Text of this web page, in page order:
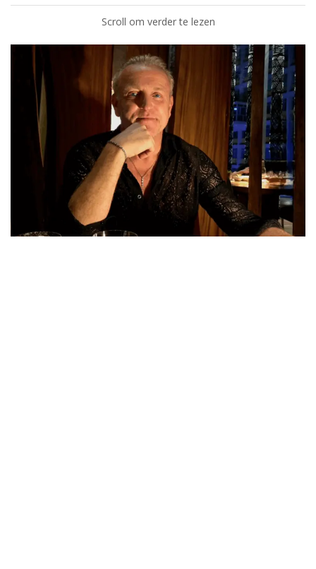
Scroll om verder te lezen